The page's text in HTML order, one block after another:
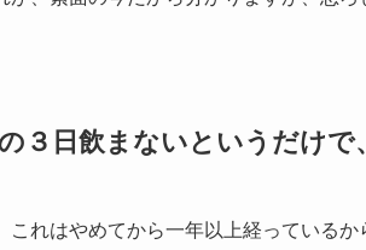
３日飲まないというだけ
これはやめてから一年以上経っているか